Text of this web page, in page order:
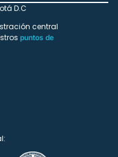
D.C
central
puntos de